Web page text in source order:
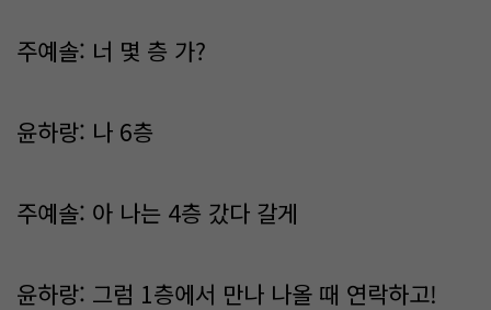
주예솔: 너 몇 층 가?
윤하랑: 나 6층
주예솔: 아 나는 4층 갔다 갈게
윤하랑: 그럼 1층에서 만나 나올 때 연락하고!